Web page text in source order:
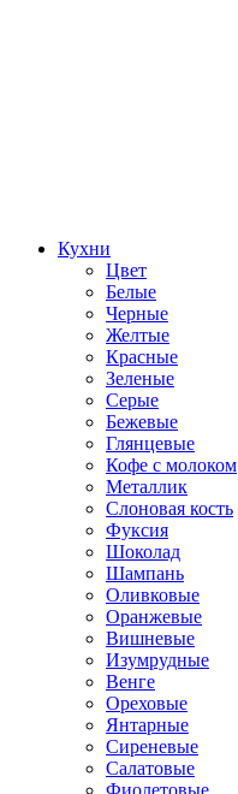
Кухни
Цвет
Белые
Черные
Желтые
Красные
Зеленые
Серые
Бежевые
Глянцевые
Кофе с молоком
Металлик
Слоновая кость
Фуксия
Шоколад
Шампань
Оливковые
Оранжевые
Вишневые
Изумрудные
Венге
Ореховые
Янтарные
Сиреневые
Салатовые
Фиолетовые